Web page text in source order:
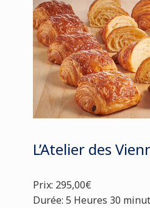
L’Atelier des
Prix: 295,00€
Durée: 5 Heures 30